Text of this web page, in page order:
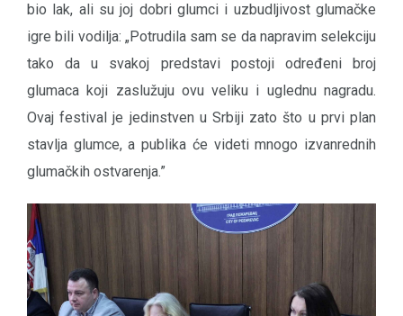
bio lak, ali su joj dobri glumci i uzbudljivost glumačke
igre bili vodilja: „Potrudila sam se da napravim selekciju
tako da u svakoj predstavi postoji određeni broj
glumaca koji zaslužuju ovu veliku i uglednu nagradu.
Ovaj festival je jedinstven u Srbiji zato što u prvi plan
stavlja glumce, a publika će videti mnogo izvanrednih
glumačkih ostvarenja.”